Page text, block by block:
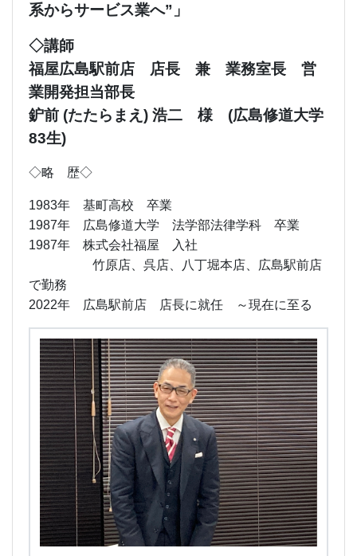
系からサービス業へ”」
◇講師
福屋広島駅前店 店長 兼 業務室長 営
業開発担当部長
鈩前 (たたらまえ) 浩二 様 (広島修道大学
83生)
◇略 歴◇
1983年 基町高校 卒業
1987年 広島修道大学 法学部法律学科 卒業
1987年 株式会社福屋 入社
竹原店、呉店、八丁堀本店、広島駅前店
で勤務
2022年 広島駅前店 店長に就任 ～現在に至る